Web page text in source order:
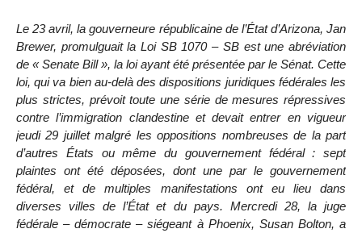
Le 23 avril, la gouverneure républicaine de l’État d’Arizona, Jan
Brewer, promulguait la Loi SB 1070 – SB est une abréviation
de « Senate Bill », la loi ayant été présentée par le Sénat. Cette
loi, qui va bien au-delà des dispositions juridiques fédérales les
plus strictes, prévoit toute une série de mesures répressives
contre l’immigration clandestine et devait entrer en vigueur
jeudi 29 juillet malgré les oppositions nombreuses de la part
d’autres États ou même du gouvernement fédéral : sept
plaintes ont été déposées, dont une par le gouvernement
fédéral, et de multiples manifestations ont eu lieu dans
diverses villes de l’État et du pays. Mercredi 28, la juge
fédérale – démocrate – siégeant à Phoenix, Susan Bolton, a